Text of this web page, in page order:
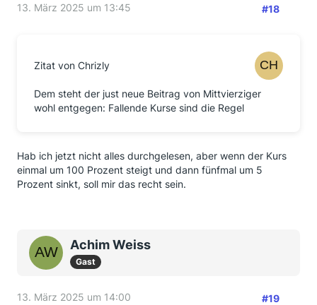
13. März 2025 um 13:45 #18
Zitat von Chrizly
Dem steht der just neue Beitrag von Mittvierziger
wohl entgegen: Fallende Kurse sind die Regel
Hab ich jetzt nicht alles durchgelesen, aber wenn der Kurs
einmal um 100 Prozent steigt und dann fünfmal um 5
Prozent sinkt, soll mir das recht sein.
Achim Weiss
Gast
13. März 2025 um 14:00 #19